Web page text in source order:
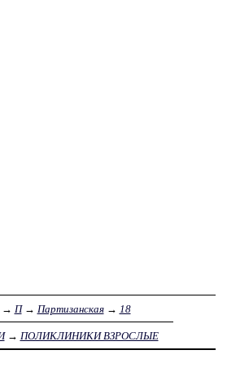
→ П→ Партизанская→ 18
→ ПОЛИКЛИНИКИ ВЗРОСЛЫЕ